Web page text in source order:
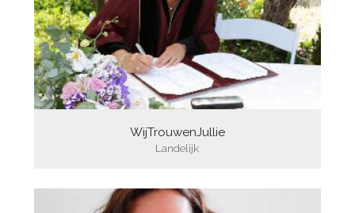
WijTrouwenJullie
Landelijk